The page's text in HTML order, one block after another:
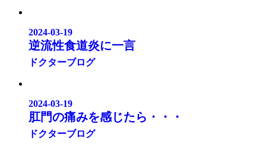
2024-03-19
逆流性食道炎に一言
ドクターブログ
2024-03-19
肛門の痛みを感じたら・・・
ドクターブログ